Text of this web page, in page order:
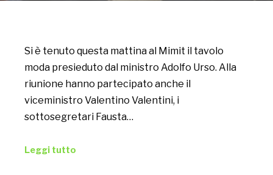
Si è tenuto questa mattina al Mimit il tavolo
moda presieduto dal ministro Adolfo Urso. Alla
riunione hanno partecipato anche il
viceministro Valentino Valentini, i
sottosegretari Fausta…
Leggi tutto